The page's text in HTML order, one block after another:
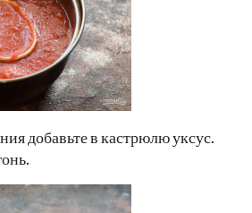
добавьте в кастрюлю уксус.